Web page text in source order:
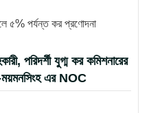
৫% পর্যন্ত কর প্রণোদনা
পরিদর্শী যুগ্ম কর কমিশনারের
-ময়মনসিংহ এর NOC